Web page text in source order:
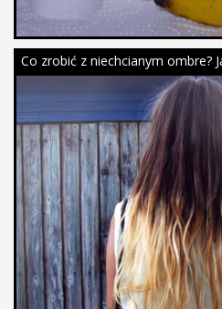
Co zrobić z niechcianym ombre?